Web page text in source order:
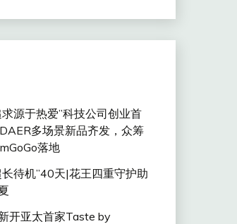
源于热爱”科技公司创业首
多场景新品齐发，众筹
落地
长待机”40天|花王四重守护助
开亚太首家Taste by